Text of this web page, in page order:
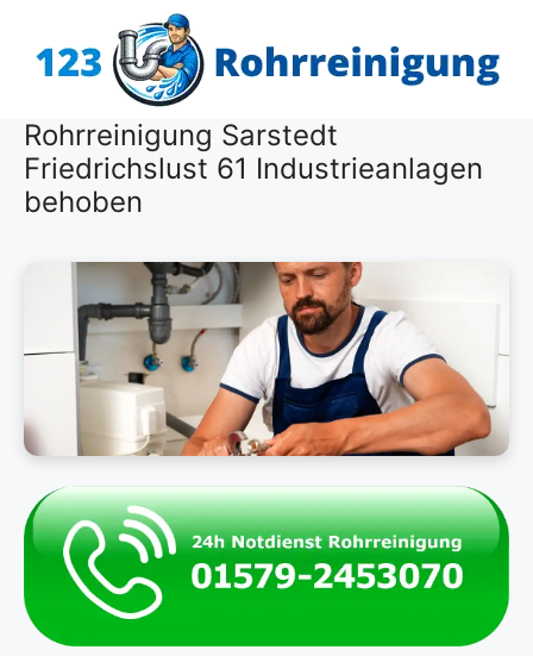
Inhalt
Rohrreinigung Sarstedt
Friedrichslust 61 Industrieanlagen
behoben